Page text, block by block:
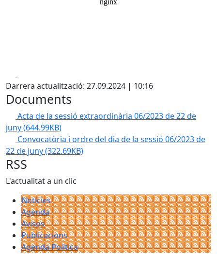
Darrera actualització: 27.09.2024 | 10:16
Documents
Acta de la sessió extraordinària 06/2023 de 22 de
juny(644.99KB)
Convocatòria i ordre del dia de la sessió 06/2023 de
22 de juny(322.69KB)
RSS
L'actualitat a un clic
Notícies
Agenda
Avisos
Publicacions
Agenda Política